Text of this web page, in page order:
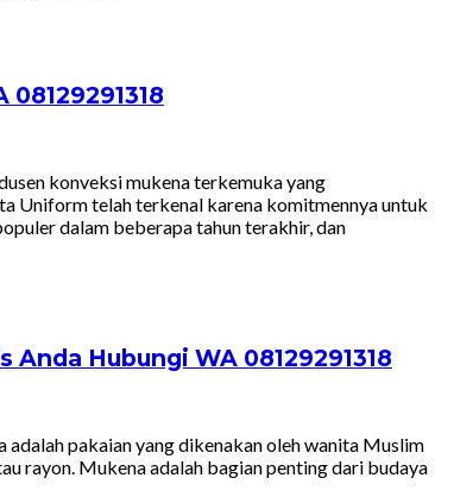
konveksi mukena terkemuka yang
Uniform telah terkenal karena komitmennya untuk
dalam beberapa tahun terakhir, dan
Hubungi WA 08129291318
pakaian yang dikenakan oleh wanita Muslim
rayon. Mukena adalah bagian penting dari budaya